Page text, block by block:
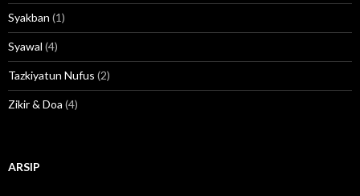
Syakban (1)
Syawal (4)
Tazkiyatun Nufus (2)
Zikir & Doa (4)
ARSIP